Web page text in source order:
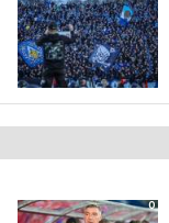
0